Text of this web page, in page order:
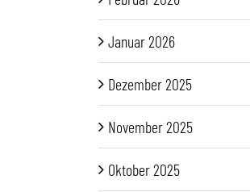
Januar 2026
Dezember 2025
November 2025
Oktober 2025